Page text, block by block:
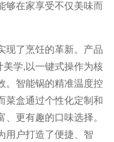
够在家享受不仅美味而
现了烹饪的革新。产品
学,以一键式操作为核
。智能锅的精准温度控
菜盒通过个性化定制和
更有趣的口味选择。
用户打造了便捷、智